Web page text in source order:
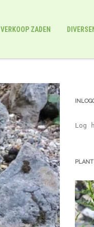
VERKOOP ZADEN
Log